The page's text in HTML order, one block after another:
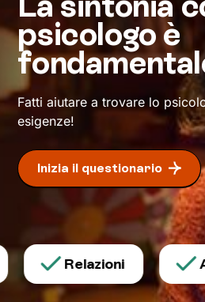
ristrutturare quelle modalità
azione che finora ti hanno
tuo fianco per spronarti e
cammineremo insieme
benessere
psicologo è
Fatti aiutare a trovare lo
esigenze!
Inizia il questionario
Relazioni